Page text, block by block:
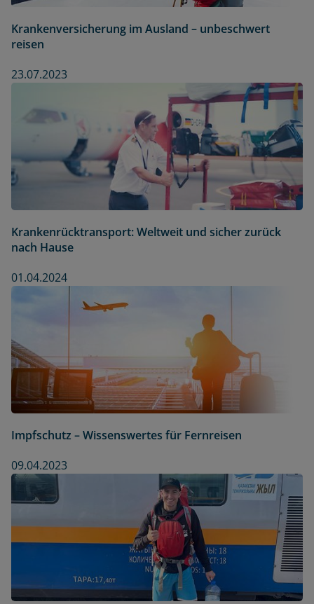
Krankenversicherung im Ausland – unbeschwert
reisen
23.07.2023
Krankenrücktransport: Weltweit und sicher zurück
nach Hause
01.04.2024
Impfschutz – Wissenswertes für Fernreisen
09.04.2023